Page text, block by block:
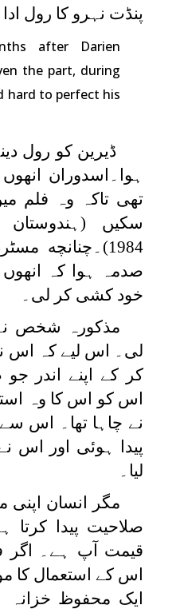
پنڈت نہرو کا رول
after Darien
the part, during
hard to perfect his
ڈیرین کو رول
ہوا۔اسدوران
تھی تاکہ وہ فلم
1984)۔چنانچه
خود کشی کر لی۔
مذکورہ شخص
لی۔ اس لیے کہ اس
کر کے اپنے اندر
اس کو اس کا وہ
نے چاہا تھا۔ اس
پیدا ہوئی اور اس
لیا۔
مگر انسان اپنی
صلاحیت پیدا کرتا
قیمت آپ ہے۔ اگر
اس کے استعمال کا
ایک محفوظ